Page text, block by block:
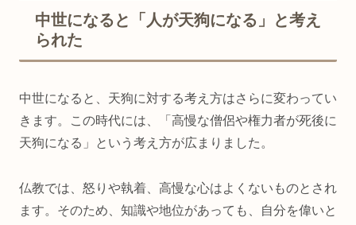
中世になると「人が天狗になる」と考え
られた
中世になると、天狗に対する考え方はさらに変わってい
きます。この時代には、「高慢な僧侶や権力者が死後に
天狗になる」という考え方が広まりました。
仏教では、怒りや執着、高慢な心はよくないものとされ
ます。そのため、知識や地位があっても、自分を偉いと